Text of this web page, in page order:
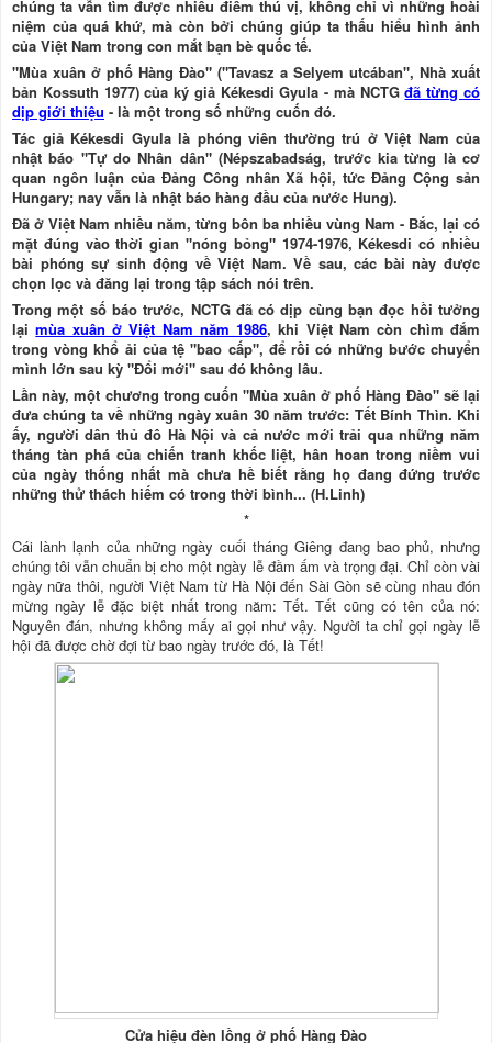
chúng ta vẫn tìm được nhiều điểm thú vị, không chỉ vì những hoài
niệm của quá khứ, mà còn bởi chúng giúp ta thấu hiểu hình ảnh
của Việt Nam trong con mắt bạn bè quốc tế.
"Mùa xuân ở phố Hàng Đào" ("Tavasz a Selyem utcában", Nhà xuất
bản Kossuth 1977) của ký giả Kékesdi Gyula - mà NCTGđã từng có
dịp giới thiệu - là một trong số những cuốn đó.
Tác giả Kékesdi Gyula là phóng viên thường trú ở Việt Nam của
nhật báo "Tự do Nhân dân" (Népszabadság, trước kia từng là cơ
quan ngôn luận của Đảng Công nhân Xã hội, tức Đảng Cộng sản
Hungary; nay vẫn là nhật báo hàng đầu của nước Hung).
Đã ở Việt Nam nhiều năm, từng bôn ba nhiều vùng Nam - Bắc, lại có
mặt đúng vào thời gian "nóng bỏng" 1974-1976, Kékesdi có nhiều
bài phóng sự sinh động về Việt Nam. Về sau, các bài này được
chọn lọc và đăng lại trong tập sách nói trên.
Trong một số báo trước, NCTG đã có dịp cùng bạn đọc hồi tưởng
lạimùa xuân ở Việt Nam năm 1986, khi Việt Nam còn chìm đắm
trong vòng khổ ải của tệ "bao cấp", để rồi có những bước chuyển
mình lớn sau kỳ "Đổi mới" sau đó không lâu.
Lần này, một chương trong cuốn "Mùa xuân ở phố Hàng Đào" sẽ lại
đưa chúng ta về những ngày xuân 30 năm trước: Tết Bính Thìn. Khi
ấy, người dân thủ đô Hà Nội và cả nước mới trải qua những năm
tháng tàn phá của chiến tranh khốc liệt, hân hoan trong niềm vui
của ngày thống nhất mà chưa hề biết rằng họ đang đứng trước
những thử thách hiếm có trong thời bình... (H.Linh)
*
Cái lành lạnh của những ngày cuối tháng Giêng đang bao phủ, nhưng
chúng tôi vẫn chuẩn bị cho một ngày lễ đầm ấm và trọng đại. Chỉ còn vài
ngày nữa thôi, người Việt Nam từ Hà Nội đến Sài Gòn sẽ cùng nhau đón
mừng ngày lễ đặc biệt nhất trong năm: Tết. Tết cũng có tên của nó:
Nguyên đán, nhưng không mấy ai gọi như vậy. Người ta chỉ gọi ngày lễ
hội đã được chờ đợi từ bao ngày trước đó, là Tết!
Cửa hiệu đèn lồng ở phố Hàng Đào